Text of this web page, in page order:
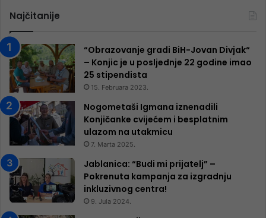
Najčitanije
“Obrazovanje gradi BiH-Jovan Divjak“
– Konjic je u posljednje 22 godine imao
25 ​​stipendista
15. Februara 2023.
Nogometaši Igmana iznenadili
Konjičanke cvijećem i besplatnim
ulazom na utakmicu
7. Marta 2025.
Jablanica: “Budi mi prijatelj” –
Pokrenuta kampanja za izgradnju
inkluzivnog centra!
9. Jula 2024.